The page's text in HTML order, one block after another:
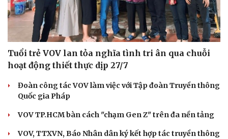
Tuổi trẻ VOV lan tỏa nghĩa tình tri ân qua chuỗi
hoạt động thiết thực dịp 27/7
Đoàn công tác VOV làm việc với Tập đoàn Truyền thông
Quốc gia Pháp
VOV TP.HCM bàn cách "chạm Gen Z" trên đa nền tảng
VOV, TTXVN, Báo Nhân dân ký kết hợp tác truyền thông